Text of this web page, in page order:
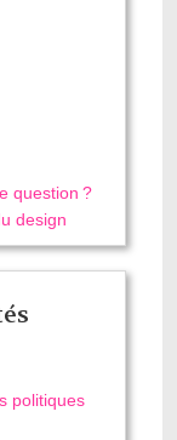
question ?
design
politiques